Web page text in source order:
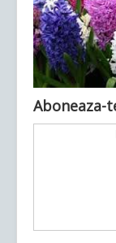
Aboneaza-